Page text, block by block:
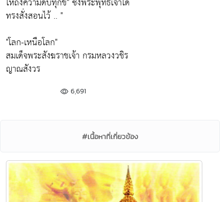
ทรงสั่งสอนไว้ .. "
"โลก-เหนือโลก"
สมเด็จพระสังฆราชเจ้า กรมหลวงวชิร
ญาณสังวร
6,691
#เนื้อหาที่เกี่ยวข้อง